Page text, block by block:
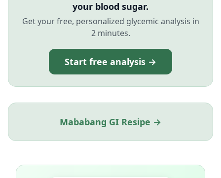
your blood sugar.
Get your free, personalized glycemic analysis in
2 minutes.
Start free analysis →
Mababang GI Resipe →